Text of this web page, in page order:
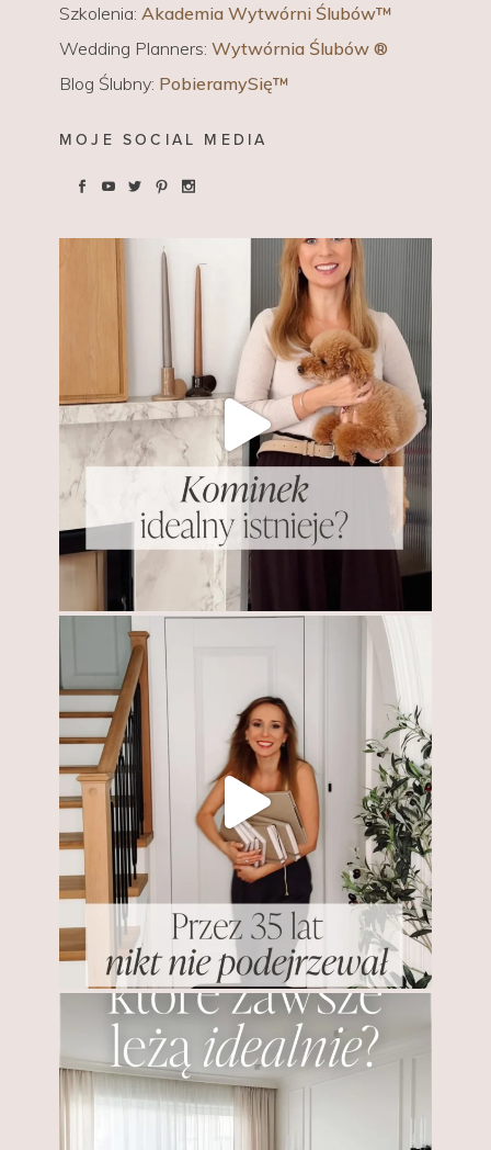
Szkolenia: Akademia Wytwórni Ślubów™
Wedding Planners: Wytwórnia Ślubów ®
Blog Ślubny: PobieramySię™
MOJE SOCIAL MEDIA